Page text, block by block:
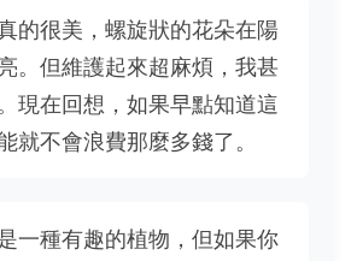
的很美，螺旋狀的花朵在陽
。但維護起來超麻煩，我甚
現在回想，如果早點知道這
就不會浪費那麼多錢了。
一種有趣的植物，但如果你